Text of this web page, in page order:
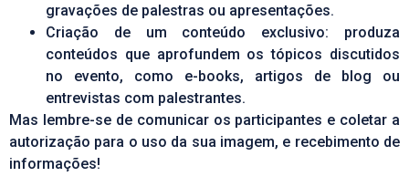
gravações de palestras ou apresentações.
Criação de um conteúdo exclusivo: produza
conteúdos que aprofundem os tópicos discutidos
no evento, como e-books, artigos de blog ou
entrevistas com palestrantes.
Mas lembre-se de comunicar os participantes e coletar a
autorização para o uso da sua imagem, e recebimento de
informações!